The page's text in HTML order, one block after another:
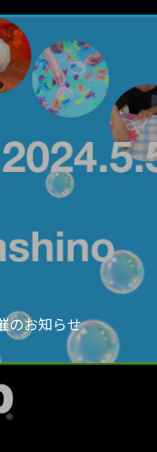
のお知らせ